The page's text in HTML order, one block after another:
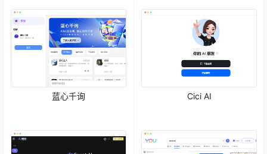
蓝心千询 Cici AI